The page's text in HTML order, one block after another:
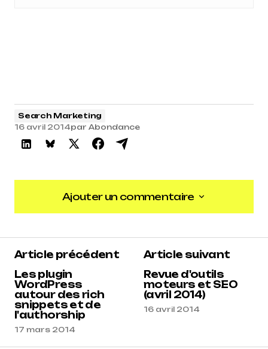
Search Marketing
16 avril 2014par Abondance
Ajouter un commentaire
Ajouter un commentaire
Article précédent
Les plugin
WordPress
autour des rich
snippets et de
l'authorship
17 mars 2014
Article suivant
Revue d'outils
moteurs et SEO
(avril 2014)
16 avril 2014